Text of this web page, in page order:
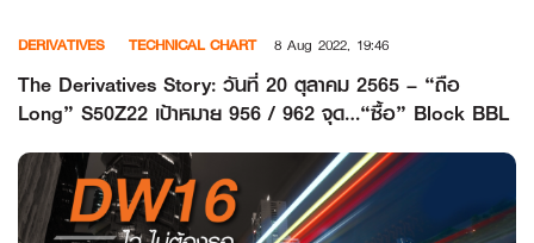
content
DERIVATIVES TECHNICAL CHART 8 Aug 2022, 19:46
The Derivatives Story: วันที่ 20 ตุลาคม 2565 – “ถือ
Long” S50Z22 เป้าหมาย 956 / 962 จุด…“ซื้อ” Block BBL